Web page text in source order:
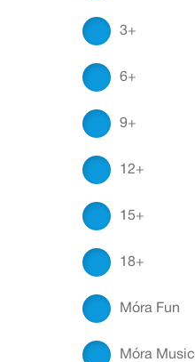
3+
6+
9+
12+
15+
18+
Móra Fun
Móra Music